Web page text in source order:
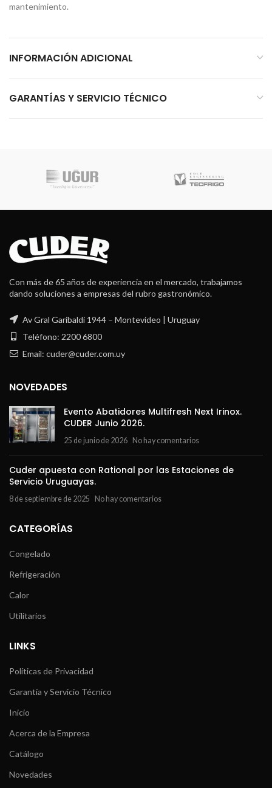
mantenimiento.
INFORMACIÓN ADICIONAL
GARANTÍAS Y SERVICIO TÉCNICO
Con más de 65 años de experiencia en el mercado, trabajamos
dando soluciones a empresas del rubro gastronómico.
Av Gral Garibaldi 1944 – Montevideo | Uruguay
Teléfono: 2200 6800
Email: cuder@cuder.com.uy
NOVEDADES
Evento Abatidores Multifresh Next Irinox.
CUDER Junio 2026.
25 de junio de 2026 No hay comentarios
Cuder apuesta con Rational por las Estaciones de
Servicio Uruguayas.
8 de septiembre de 2025 No hay comentarios
CATEGORÍAS
Congelado
Refrigeración
Calor
Utilitarios
LINKS
Políticas de Privacidad
Garantía y Servicio Técnico
Inicio
Acerca de la Empresa
Catálogo
Novedades